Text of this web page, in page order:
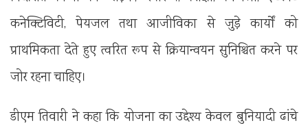
कनेक्टिविटी, पेयजल तथा आजीविका से जुड़े कार्यों को
प्राथमिकता देते हुए त्वरित रूप से क्रियान्वयन सुनिश्चित करने पर
जोर रहना चाहिए।
डीएम तिवारी ने कहा कि योजना का उद्देश्य केवल बुनियादी ढांचे